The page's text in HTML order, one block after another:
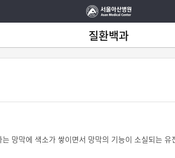
질환백과
망막에 색소가 쌓이면서 망막의 기능이 소실되는